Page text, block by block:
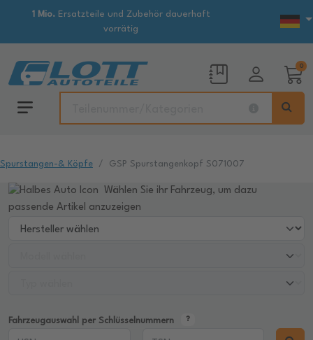
1 Mio.Ersatzteile und Zubehör dauerhaft
vorrätig
0
Spurstangen-& Köpfe GSP Spurstangenkopf S071007
Wählen Sie ihr Fahrzeug, um dazu
passende Artikel anzuzeigen
Fahrzeugauswahl per Schlüsselnummern